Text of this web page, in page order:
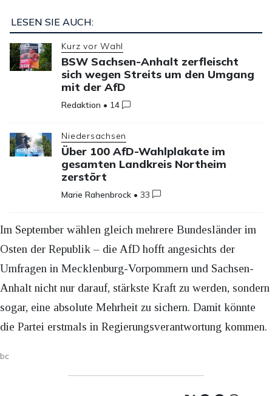
LESEN SIE AUCH:
Kurz vor Wahl
BSW Sachsen-Anhalt zerfleischt
sich wegen Streits um den Umgang
mit der AfD
Redaktion • 14
Niedersachsen
Über 100 AfD-Wahlplakate im
gesamten Landkreis Northeim
zerstört
Marie Rahenbrock •33
Im September wählen gleich mehrere Bundesländer im
Osten der Republik – die AfD hofft angesichts der
Umfragen in Mecklenburg-Vorpommern und Sachsen-
Anhalt nicht nur darauf, stärkste Kraft zu werden, sondern
sogar, eine absolute Mehrheit zu sichern. Damit könnte
die Partei erstmals in Regierungsverantwortung kommen.
bc